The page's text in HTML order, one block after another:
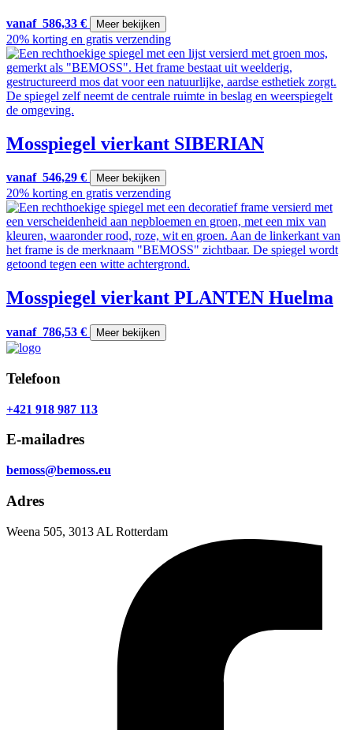
vanaf 586,33 € Meer bekijken
20% korting en gratis verzending
Mosspiegel vierkant SIBERIAN
vanaf 546,29 € Meer bekijken
20% korting en gratis verzending
Mosspiegel vierkant PLANTEN Huelma
vanaf 786,53 € Meer bekijken
Telefoon
+421 918 987 113
E-mailadres
bemoss@bemoss.eu
Adres
Weena 505, 3013 AL Rotterdam